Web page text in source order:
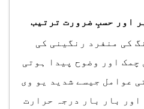
کی منفرد رنگینی کی
چمک اور وضوح پیدا ہوتی
عوامل جیسے شدید یو وی
بار بار درجہ حرارت